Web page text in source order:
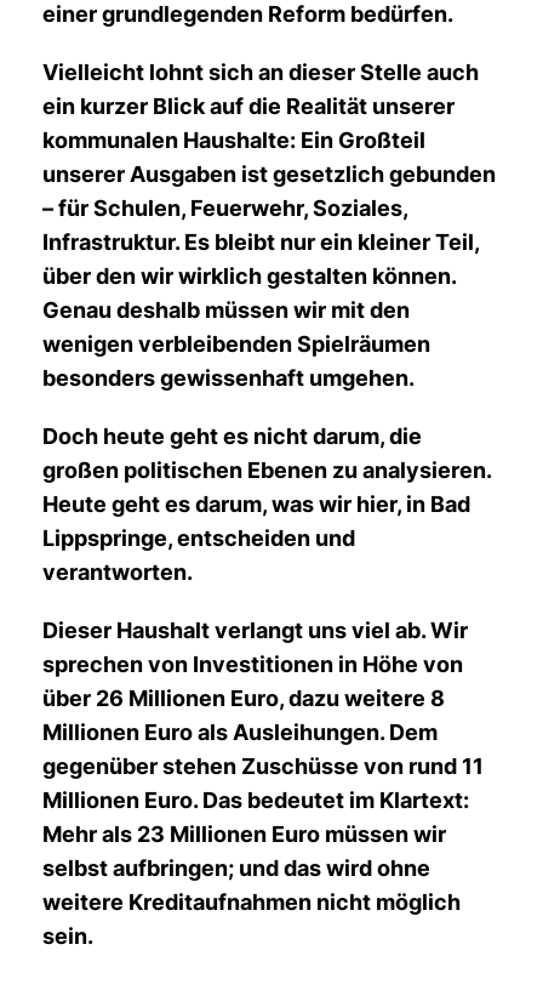
einer grundlegenden Reform bedürfen.
Vielleicht lohnt sich an dieser Stelle auch
ein kurzer Blick auf die Realität unserer
kommunalen Haushalte: Ein Großteil
unserer Ausgaben ist gesetzlich gebunden
– für Schulen, Feuerwehr, Soziales,
Infrastruktur. Es bleibt nur ein kleiner Teil,
über den wir wirklich gestalten können.
Genau deshalb müssen wir mit den
wenigen verbleibenden Spielräumen
besonders gewissenhaft umgehen.
Doch heute geht es nicht darum, die
großen politischen Ebenen zu analysieren.
Heute geht es darum, was wir hier, in Bad
Lippspringe, entscheiden und
verantworten.
Dieser Haushalt verlangt uns viel ab. Wir
sprechen von Investitionen in Höhe von
über 26 Millionen Euro, dazu weitere 8
Millionen Euro als Ausleihungen. Dem
gegenüber stehen Zuschüsse von rund 11
Millionen Euro. Das bedeutet im Klartext:
Mehr als 23 Millionen Euro müssen wir
selbst aufbringen; und das wird ohne
weitere Kreditaufnahmen nicht möglich
sein.